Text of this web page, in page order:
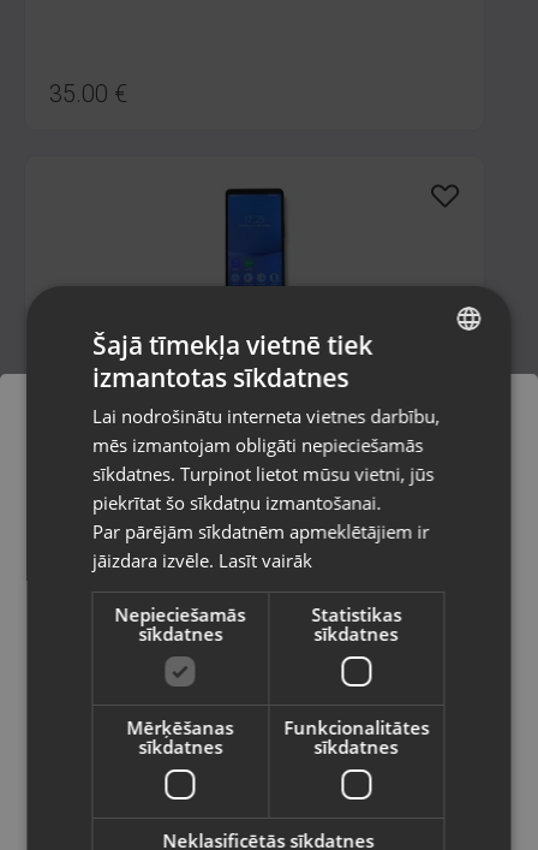
35.00 €
Sony Xperia 10 V (XQ-DC54) 128GB
Rīga, Pērnavas iela 55-4/5
Stāvoklis Lietots (Garantija 6 mēneši)
130.00€
/mēn.
Sony Xperia 10 IV XQ-CC54 128GB
Pasūtījumi tiks piegādāti uz
izvēlēto valsti
Vietnes saturs būs attēlots izvēlētajā
valodā
Valsts
Latviešu / Latvian
RUSSIAN
Šajā tīmekļa vietnē tiek
izmantotas sīkdatnes
Lai nodrošinātu interneta vietnes darbību,
mēs izmantojam obligāti nepieciešamās
sīkdatnes. Turpinot lietot mūsu vietni, jūs
piekrītat šo sīkdatņu izmantošanai.
Par pārējām sīkdatnēm apmeklētājiem ir
jāizdara izvēle. Lasīt vairāk
Nepieciešamās
sīkdatnes
Statistikas
sīkdatnes
Mērķēšanas
sīkdatnes
Funkcionalitātes
sīkdatnes
Neklasificētās sīkdatnes